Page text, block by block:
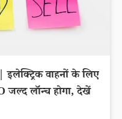
वाहनों के लिए
जल्द लॉन्च होगा, देखें